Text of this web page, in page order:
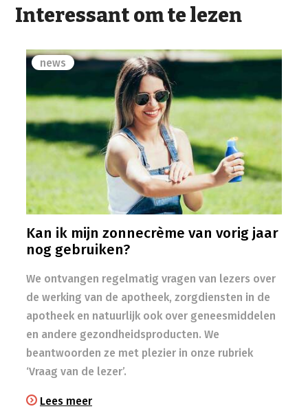
Interessant om te lezen
news
Kan ik mijn zonnecrème van vorig jaar
nog gebruiken?
We ontvangen regelmatig vragen van lezers over
de werking van de apotheek, zorgdiensten in de
apotheek en natuurlijk ook over geneesmiddelen
en andere gezondheidsproducten. We
beantwoorden ze met plezier in onze rubriek
‘Vraag van de lezer’.
Lees meer